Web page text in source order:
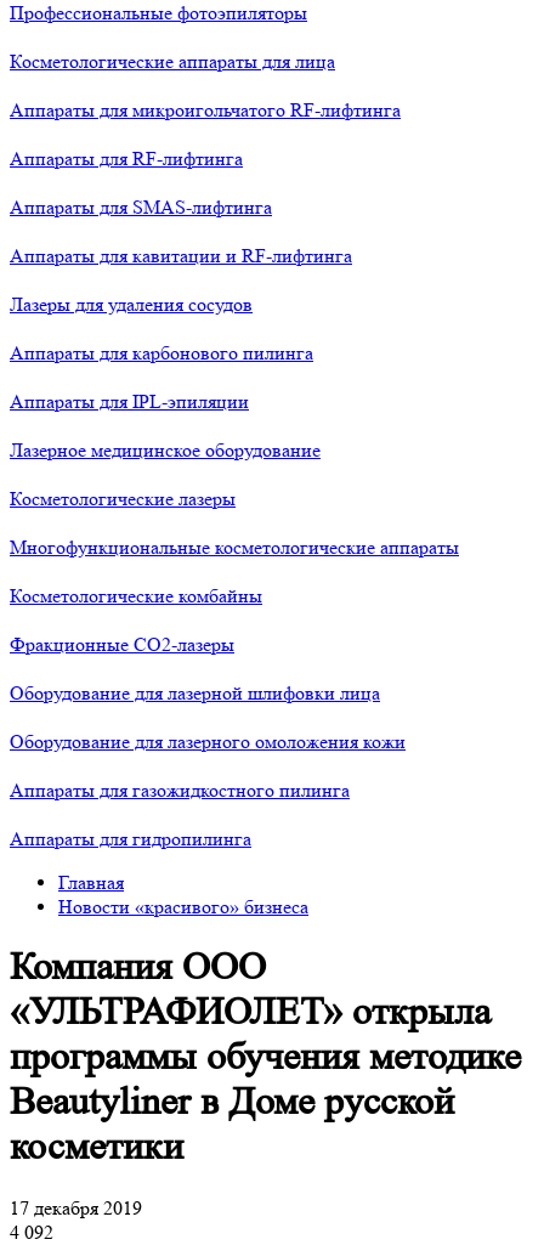
Профессиональные фотоэпиляторы
Косметологические аппараты для лица
Аппараты для микроигольчатого RF-лифтинга
Аппараты для RF-лифтинга
Аппараты для SMAS-лифтинга
Аппараты для кавитации и RF-лифтинга
Лазеры для удаления сосудов
Аппараты для карбонового пилинга
Аппараты для IPL-эпиляции
Лазерное медицинское оборудование
Косметологические лазеры
Многофункциональные косметологические аппараты
Косметологические комбайны
Фракционные СО2-лазеры
Оборудование для лазерной шлифовки лица
Оборудование для лазерного омоложения кожи
Аппараты для газожидкостного пилинга
Аппараты для гидропилинга
Главная
Новости «красивого» бизнеса
Компания ООО
«УЛЬТРАФИОЛЕТ» открыла
программы обучения методике
Beautyliner в Доме русской
косметики
17 декабря 2019
4 092